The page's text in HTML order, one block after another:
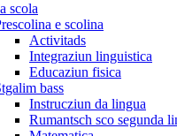
scola
e scolina
Activitads
Integraziun linguistica
Educaziun fisica
bass
Instrucziun da lingua
Rumantsch sco segunda